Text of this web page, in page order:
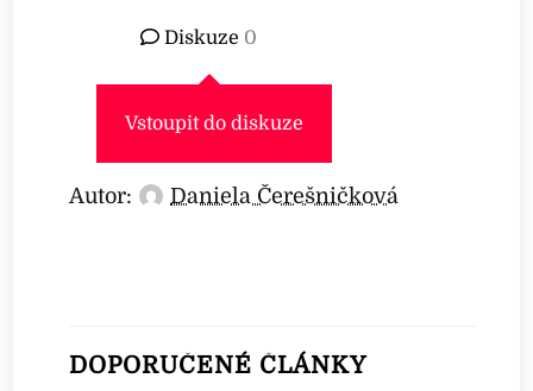
Diskuze 0
Vstoupit do diskuze
Autor: Daniela Čerešničková
DOPORUČENÉ ČLÁNKY